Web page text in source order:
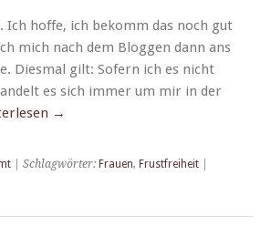
Ich hoffe, ich bekomm das noch gut
mich nach dem Bloggen dann ans
Dies­mal gilt: Sofern ich es nicht
es sich immer um mir in der
→
| Schlagwörter: Frauen, Frustfreiheit